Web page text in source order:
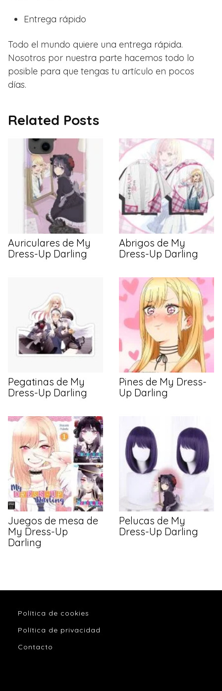
Entrega rápido
Todo el mundo quiere una entrega rápida.
Nosotros por nuestra parte hacemos todo lo
posible para que tengas tu artículo en pocos
días.
Related Posts
Auriculares de My
Dress-Up Darling
Abrigos de My
Dress-Up Darling
Pegatinas de My
Dress-Up Darling
Pines de My Dress-
Up Darling
Juegos de mesa de
My Dress-Up
Darling
Pelucas de My
Dress-Up Darling
Política de cookies
Política de privacidad
Contacto